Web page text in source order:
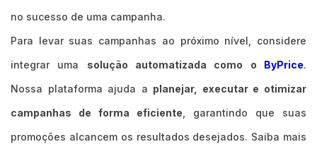
no sucesso de uma campanha.
Para levar suas campanhas ao próximo nível, considere
integrar uma solução automatizada como o ByPrice.
Nossa plataforma ajuda a planejar, executar e otimizar
campanhas de forma eficiente , garantindo que suas
promoções alcancem os resultados desejados. Saiba mais